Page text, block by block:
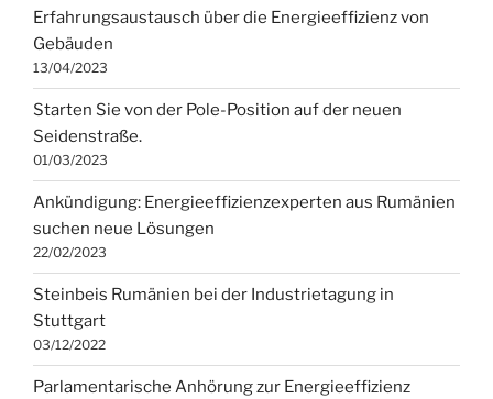
Erfahrungsaustausch über die Energieeffizienz von
Gebäuden
13/04/2023
Starten Sie von der Pole-Position auf der neuen
Seidenstraße.
01/03/2023
Ankündigung: Energieeffizienzexperten aus Rumänien
suchen neue Lösungen
22/02/2023
Steinbeis Rumänien bei der Industrietagung in
Stuttgart
03/12/2022
Parlamentarische Anhörung zur Energieeffizienz